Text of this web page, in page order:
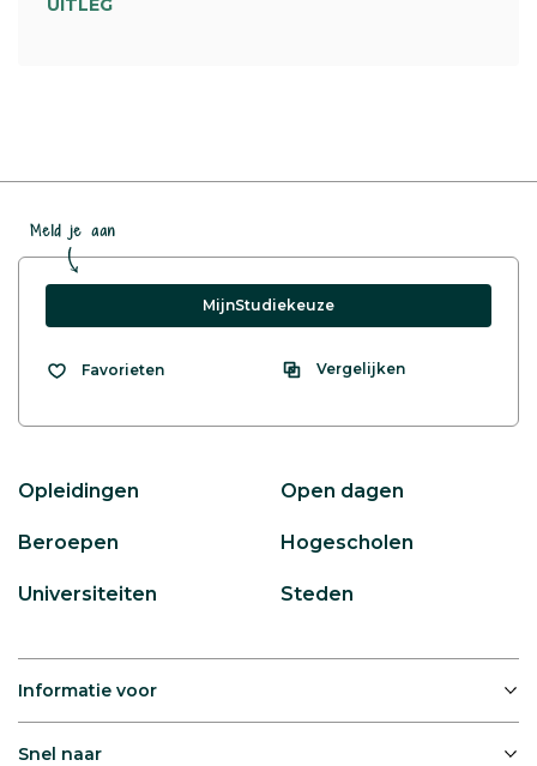
UITLEG
Meld je aan
MijnStudiekeuze
Favorieten Vergelijken
Opleidingen Open dagen
Beroepen Hogescholen
Universiteiten Steden
Informatie voor
Snel naar